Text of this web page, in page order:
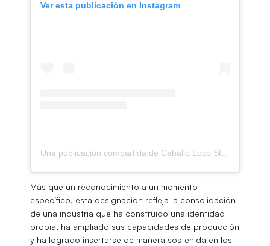
Ver esta publicación en Instagram
Más que un reconocimiento a un momento
específico, esta designación refleja la consolidación
de una industria que ha construido una identidad
propia, ha ampliado sus capacidades de producción
y ha logrado insertarse de manera sostenida en los